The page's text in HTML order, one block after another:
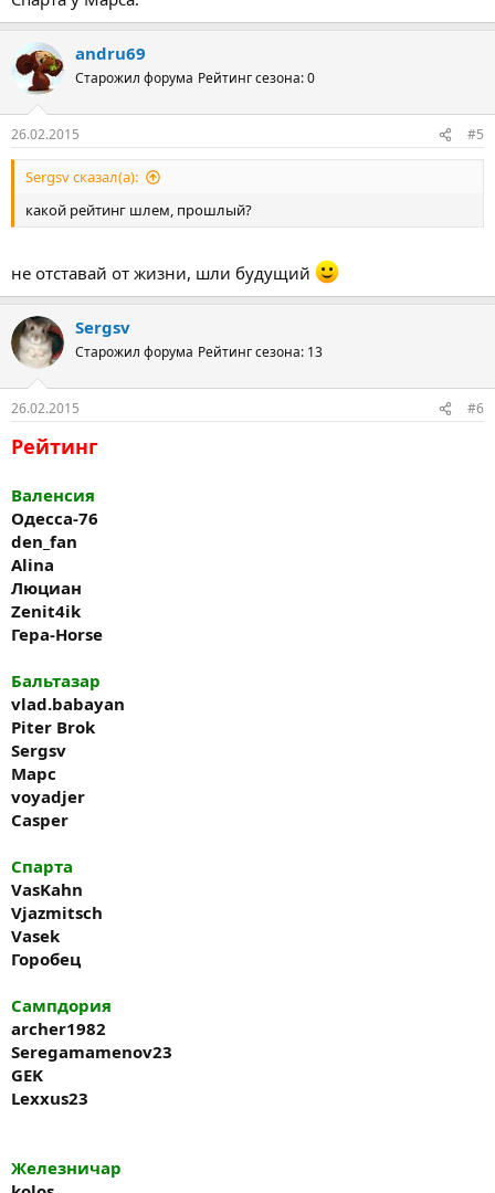
andru69
Старожил форума Рейтинг сезона: 0
26.02.2015 #5
Sergsv сказал(а):
какой рейтинг шлем, прошлый?
не отставай от жизни, шли будущий
Sergsv
Старожил форума Рейтинг сезона: 13
26.02.2015 #6
Рейтинг
Валенсия
Одесса-76
den_fan
Alina
Люциан
Zenit4ik
Гера-Horse
Бальтазар
vlad.babayan
Piter Brok
Sergsv
Марс
voyadjer
Casper
Спарта
VasKahn
Vjazmitsch
Vasek
Горобец
Сампдория
archer1982
Seregamamenov23
GEK
Lexxus23
Железничар